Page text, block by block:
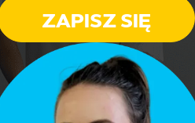
ZAPISZ SIĘ